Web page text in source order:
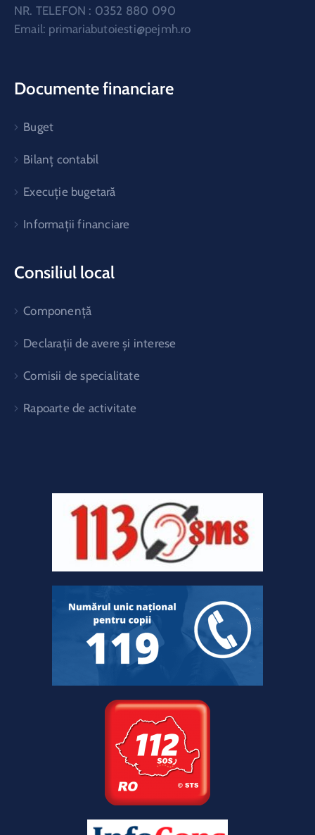
NR. TELEFON : 0352 880 090
Email: primariabutoiesti@pejmh.ro
Documente financiare
Buget
Bilanț contabil
Execuție bugetară
Informații financiare
Consiliul local
Componență
Declarații de avere și interese
Comisii de specialitate
Rapoarte de activitate